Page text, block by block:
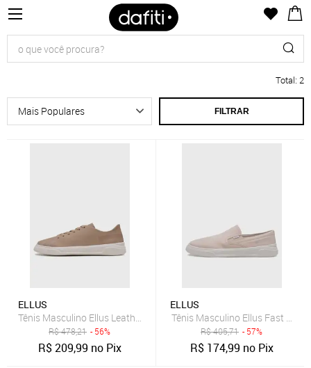
Total: 2
FILTRAR
ELLUS
Tênis Masculino Ellus Leather Top Rosa
R$478,21 - 56%
R$209,99 no Pix
ELLUS
Tênis Masculino Ellus Fast Easy
R$405,71 - 57%
R$ 174,99 no Pix